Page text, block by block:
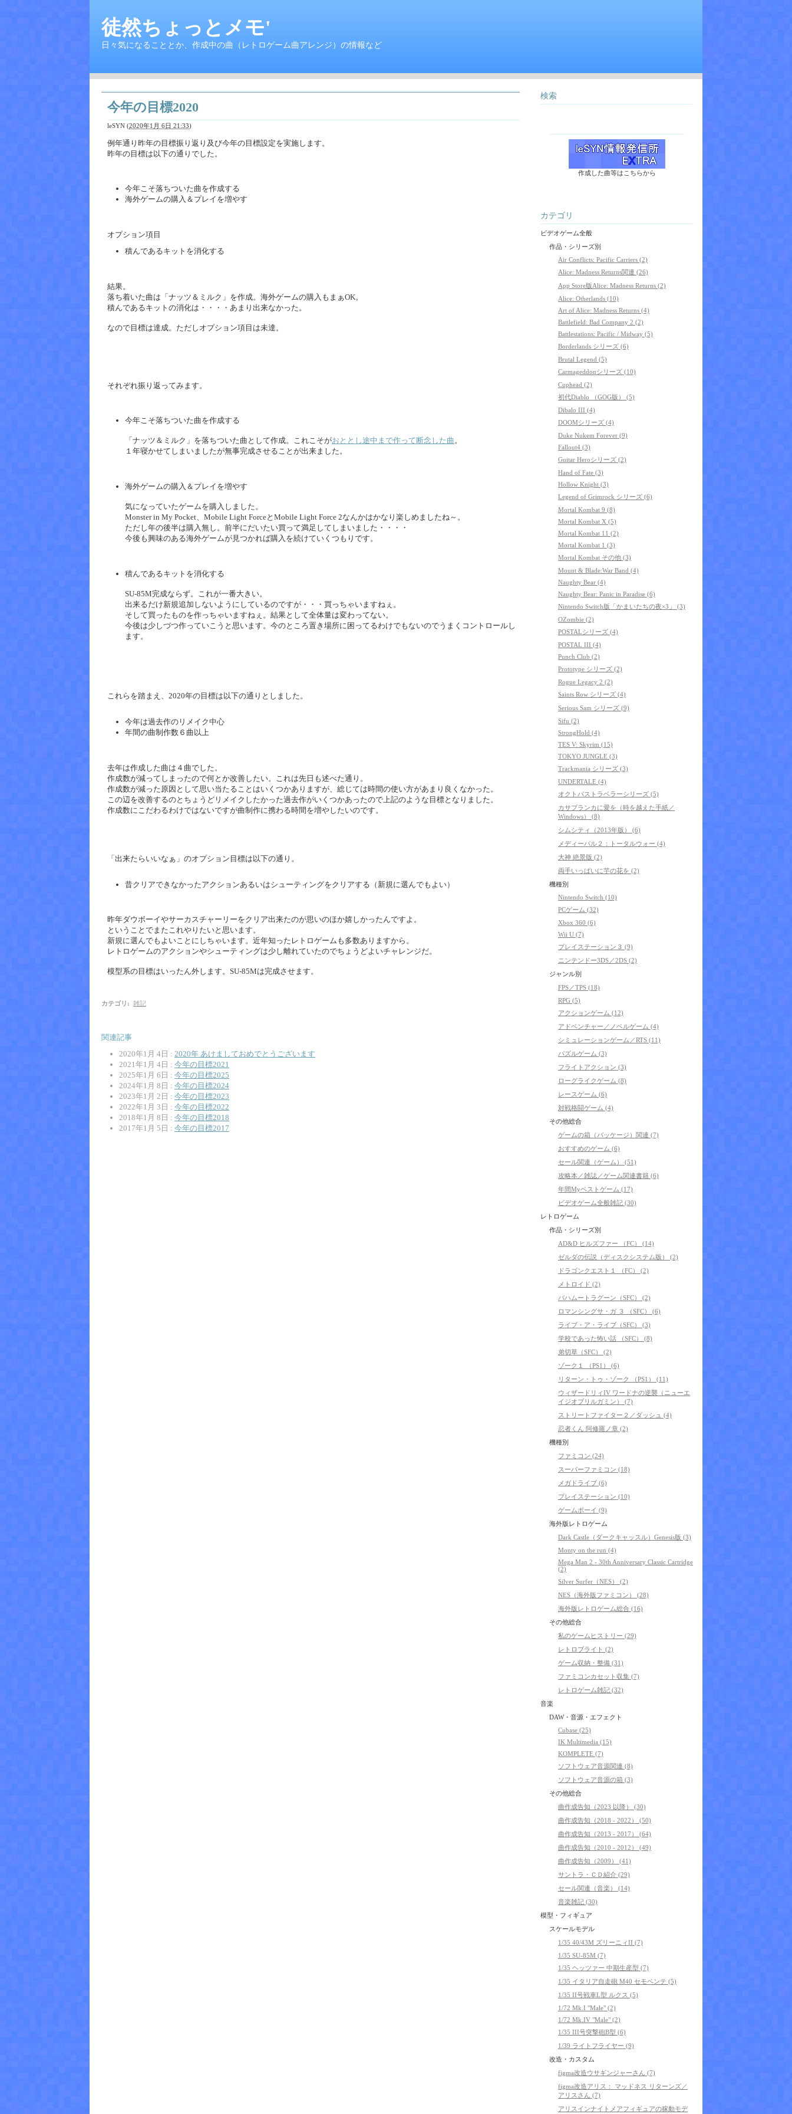
徒然ちょっとメモ'
日々気になることとか、作成中の曲（レトロゲーム曲アレンジ）の情報など
今年の目標2020
leSYN (2020年1月 6日 21:33)
例年通り昨年の目標振り返り及び今年の目標設定を実施します。
昨年の目標は以下の通りでした。
今年こそ落ちついた曲を作成する
海外ゲームの購入＆プレイを増やす
オプション項目
積んであるキットを消化する
結果。
落ち着いた曲は「ナッツ＆ミルク」を作成。海外ゲームの購入もまぁOK。
積んであるキットの消化は・・・・あまり出来なかった。
なので目標は達成。ただしオプション項目は未達。
それぞれ振り返ってみます。
今年こそ落ちついた曲を作成する
「ナッツ＆ミルク」を落ちついた曲として作成。これこそがおととし途中まで作って断念した曲。
１年寝かせてしまいましたが無事完成させることが出来ました。
海外ゲームの購入＆プレイを増やす
気になっていたゲームを購入しました。
Monster in My Pocket、Mobile Light ForceとMobile Light Force 2なんかはかなり楽しめましたね～。
ただし年の後半は購入無し。前半にだいたい買って満足してしまいました・・・・
今後も興味のある海外ゲームが見つかれば購入を続けていくつもりです。
積んであるキットを消化する
SU-85M完成ならず。これが一番大きい。
出来るだけ新規追加しないようにしているのですが・・・買っちゃいますねぇ。
そして買ったものを作っちゃいますねぇ。結果として全体量は変わってない。
今後は少しづつ作っていこうと思います。今のところ置き場所に困ってるわけでもないのでうまくコントロールし
ます。
これらを踏まえ、2020年の目標は以下の通りとしました。
今年は過去作のリメイク中心
年間の曲制作数６曲以上
去年は作成した曲は４曲でした。
作成数が減ってしまったので何とか改善したい。これは先日も述べた通り。
作成数が減った原因として思い当たることはいくつかありますが、総じては時間の使い方があまり良くなかった。
この辺を改善するのとちょうどリメイクしたかった過去作がいくつかあったので上記のような目標となりました。
作成数にこだわるわけではないですが曲制作に携わる時間を増やしたいのです。
「出来たらいいなぁ」のオプション目標は以下の通り。
昔クリアできなかったアクションあるいはシューティングをクリアする（新規に選んでもよい）
昨年ダウボーイやサーカスチャーリーをクリア出来たのが思いのほか嬉しかったんですよ。
ということでまたこれやりたいと思います。
新規に選んでもよいことにしちゃいます。近年知ったレトロゲームも多数ありますから。
レトロゲームのアクションやシューティングは少し離れていたのでちょうどよいチャレンジだ。
模型系の目標はいったん外します。SU-85Mは完成させます。
カテゴリ : 雑記
関連記事
2020年1月 4日 : 2020年 あけましておめでとうございます
2021年1月 4日 : 今年の目標2021
2025年1月 6日 : 今年の目標2025
2024年1月 8日 : 今年の目標2024
2023年1月 2日 : 今年の目標2023
2022年1月 3日 : 今年の目標2022
2018年1月 8日 : 今年の目標2018
2017年1月 5日 : 今年の目標2017
検索
作成した曲等はこちらから
カテゴリ
ビデオゲーム全般
作品・シリーズ別
Air Conflicts: Pacific Carriers (2)
Alice: Madness Returns関連 (26)
App Store版Alice: Madness Returns (2)
Alice: Otherlands (10)
Art of Alice: Madness Returns (4)
Battlefield: Bad Company 2 (2)
Battlestations: Pacific / Midway (5)
Borderlands シリーズ (6)
Brutal Legend (5)
Carmageddonシリーズ (10)
Cuphead (2)
初代Diablo （GOG版） (5)
Dibalo III (4)
DOOMシリーズ (4)
Duke Nukem Forever (9)
Fallout4 (3)
Guitar Heroシリーズ (2)
Hand of Fate (3)
Hollow Knight (3)
Legend of Grimrock シリーズ (6)
Mortal Kombat 9 (8)
Mortal Kombat X (5)
Mortal Kombat 11 (2)
Mortal Kombat 1 (3)
Mortal Kombat その他 (3)
Mount & Blade:War Band (4)
Naughty Bear (4)
Naughty Bear: Panic in Paradise (6)
Nintendo Switch版「かまいたちの夜×3」 (3)
OZombie (2)
POSTALシリーズ (4)
POSTAL III (4)
Punch Club (2)
Prototype シリーズ (2)
Rogue Legacy 2 (2)
Saints Row シリーズ (4)
Serious Sam シリーズ (9)
Sifu (2)
StrongHold (4)
TES V: Skyrim (15)
TOKYO JUNGLE (3)
Trackmania シリーズ (3)
UNDERTALE (4)
オクトパストラベラーシリーズ (5)
カサブランカに愛を（時を越えた手紙／
Windows） (8)
シムシティ（2013年版） (6)
メディーバル２：トータルウォー (4)
大神 絶景版 (2)
両手いっぱいに芋の花を (2)
機種別
Nintendo Switch (10)
PCゲーム (32)
Xbox 360 (6)
Wii U (7)
プレイステーション３ (9)
ニンテンドー3DS／2DS (2)
ジャンル別
FPS／TPS (18)
RPG (5)
アクションゲーム (12)
アドベンチャー／ノベルゲーム (4)
シミュレーションゲーム／RTS (11)
パズルゲーム (3)
フライトアクション (3)
ローグライクゲーム (8)
レースゲーム (6)
対戦格闘ゲーム (4)
その他総合
ゲームの箱（パッケージ）関連 (7)
おすすめのゲーム (6)
セール関連（ゲーム） (51)
攻略本／雑誌／ゲーム関連書籍 (6)
年間Myベストゲーム (17)
ビデオゲーム全般雑記 (30)
レトロゲーム
作品・シリーズ別
AD&D ヒルズファー （FC） (14)
ゼルダの伝説（ディスクシステム版） (2)
ドラゴンクエスト１ （FC） (2)
メトロイド (2)
バハムートラグーン（SFC） (2)
ロマンシングサ・ガ ３ （SFC） (6)
ライブ・ア・ライブ（SFC） (3)
学校であった怖い話 （SFC） (8)
弟切草（SFC） (2)
ゾーク１ （PS1） (6)
リターン・トゥ・ゾーク （PS1） (11)
ウィザードリィIV ワードナの逆襲（ニューエ
イジオブリルガミン） (7)
ストリートファイター２／ダッシュ (4)
忍者くん 阿修羅ノ章 (2)
機種別
ファミコン (24)
スーパーファミコン (18)
メガドライブ (6)
プレイステーション (10)
ゲームボーイ (9)
海外版レトロゲーム
Dark Castle（ダークキャッスル）Genesis版 (3)
Monty on the run (4)
Mega Man 2 - 30th Anniversary Classic Cartridge
(2)
Silver Surfer（NES） (2)
NES（海外版ファミコン） (28)
海外版レトロゲーム総合 (16)
その他総合
私のゲームヒストリー (29)
レトロブライト (2)
ゲーム収納・整備 (31)
ファミコンカセット収集 (7)
レトロゲーム雑記 (32)
音楽
DAW・音源・エフェクト
Cubase (25)
IK Multimedia (15)
KOMPLETE (7)
ソフトウェア音源関連 (8)
ソフトウェア音源の箱 (3)
その他総合
曲作成告知（2023 以降） (30)
曲作成告知（2018 - 2022） (50)
曲作成告知（2013 - 2017） (64)
曲作成告知（2010 - 2012） (49)
曲作成告知（2009） (41)
サントラ・ＣＤ紹介 (29)
セール関連（音楽） (14)
音楽雑記 (30)
模型・フィギュア
スケールモデル
1/35 40/43M ズリーニィII (7)
1/35 SU-85M (7)
1/35 ヘッツァー 中期生産型 (7)
1/35 イタリア自走砲 M40 セモベンテ (5)
1/35 II号戦車L型 ルクス (5)
1/72 Mk.I "Male" (2)
1/72 Mk.IV "Male" (2)
1/35 III号突撃砲B型 (6)
1/39 ライトフライヤー (9)
改造・カスタム
figma改造ウサギンジャーさん (7)
figma改造アリス： マッドネス リターンズ／
アリスさん (7)
アリスインナイトメアフィギュアの稼動モデ